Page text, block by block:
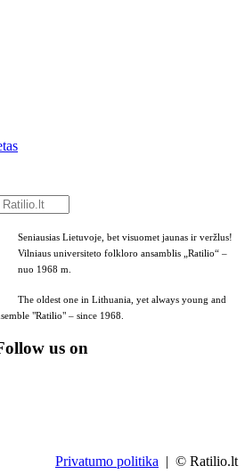
Seniausias Lietuvoje, bet visuomet jaunas ir veržlus!
Vilniaus universiteto folkloro ansamblis „Ratilio“ –
nuo 1968 m.
The oldest one in Lithuania, yet always young and
"Ratilio" – since 1968.
us on
Privatumo politika | © Ratilio.lt